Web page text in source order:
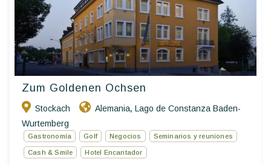
Zum Goldenen Ochsen
Stockach Alemania, Lago de Constanza Baden-
Wurtemberg
Gastronomía Golf Negocios Seminarios y reuniones
Cash & Smile Hotel Encantador